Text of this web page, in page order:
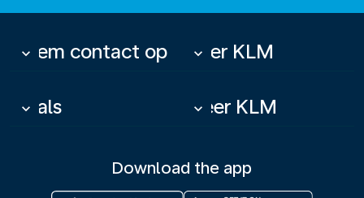
Neem contact op
keyboard_arrow_down Over KLM
keyboard_arrow_down
Deals
keyboard_arrow_down Meer KLM
keyboard_arrow_down
Download the app